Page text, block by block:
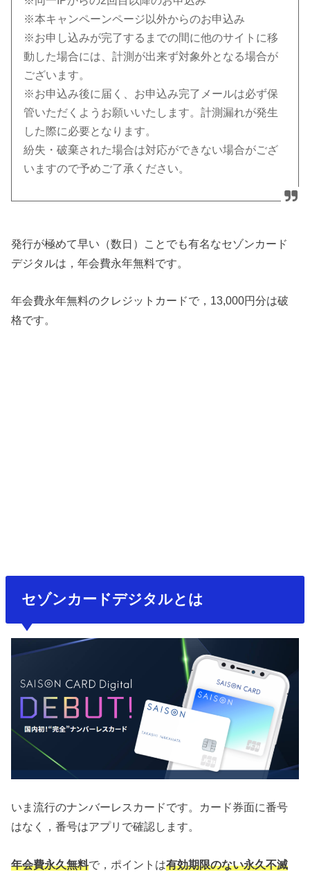
※本キャンペーンページ以外からのお申込み
※お申し込みが完了するまでの間に他のサイトに移
動した場合には、計測が出来ず対象外となる場合が
ございます。
※お申込み後に届く、お申込み完了メールは必ず保
管いただくようお願いいたします。計測漏れが発生
した際に必要となります。
紛失・破棄された場合は対応ができない場合がござ
いますので予めご了承ください。
発行が極めて早い（数日）ことでも有名なセゾンカード
デジタルは，年会費永年無料です。
年会費永年無料のクレジットカードで，13,000円分は破
格です。
セゾンカードデジタルとは
いま流行のナンバーレスカードです。カード券面に番号
はなく，番号はアプリで確認します。
年会費永久無料で，ポイントは有効期限のない永久不滅